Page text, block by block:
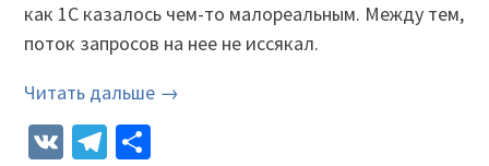
как 1С казалось чем-то малореальным. Между тем,
поток запросов на нее не иссякал.
Читать дальше →
VK Telegram